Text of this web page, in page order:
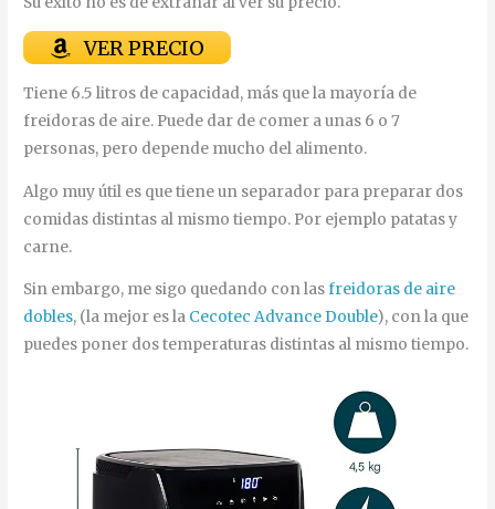
VER PRECIO
Tiene 6.5 litros de capacidad, más que la mayoría de
freidoras de aire. Puede dar de comer a unas 6 o 7
personas, pero depende mucho del alimento.
Algo muy útil es que tiene un separador para preparar dos
comidas distintas al mismo tiempo. Por ejemplo patatas y
carne.
Sin embargo, me sigo quedando con lasfreidoras de aire
dobles, (la mejor es la Cecotec Advance Double), con la que
puedes poner dos temperaturas distintas al mismo tiempo.